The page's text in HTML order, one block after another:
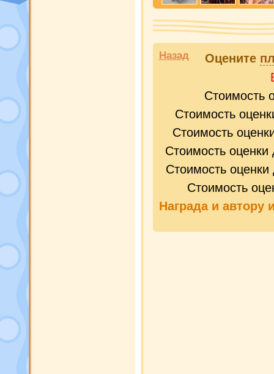
Назад Оцените
Стоимость
Стоимость
Стоимость
Стоимость
Стоимость
Стоимость
Награда и автору